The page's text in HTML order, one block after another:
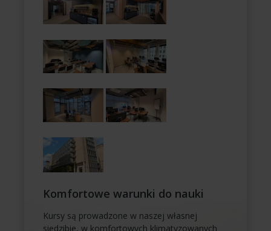
Komfortowe warunki do nauki
Kursy są prowadzone w naszej własnej
siedzibie, w komfortowych klimatyzowanych